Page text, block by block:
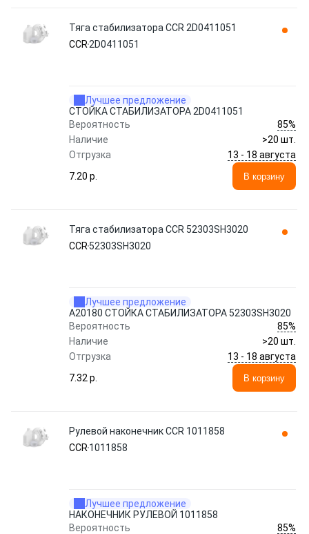
Тяга стабилизатора CCR 2D0411051
CCR 2D0411051
Лучшее предложение
СТОЙКА СТАБИЛИЗАТОРА 2D0411051
Вероятность
85%
Наличие
>20 шт.
Отгрузка
13 - 18 августа
7.20 p.
В корзину
Тяга стабилизатора CCR 52303SH3020
CCR 52303SH3020
Лучшее предложение
A20180 СТОЙКА СТАБИЛИЗАТОРА 52303SH3020
Вероятность
85%
Наличие
>20 шт.
Отгрузка
13 - 18 августа
7.32 p.
В корзину
Рулевой наконечник CCR 1011858
CCR 1011858
Лучшее предложение
НАКОНЕЧНИК РУЛЕВОЙ 1011858
Вероятность
85%